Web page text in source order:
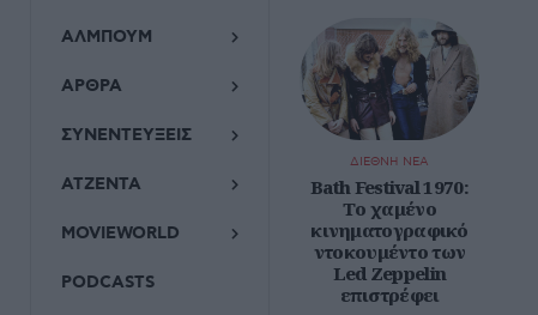
ΑΛΜΠΟΥΜ
ΑΡΘΡΑ
ΣΥΝΕΝΤΕΥΞΕΙΣ
ΑΤΖΕΝΤΑ
MOVIEWORLD
PODCASTS
ΔΙΕΘΝΗ ΝΕΑ
Bath Festival 1970:
Το χαμένο
κινηματογραφικό
ντοκουμέντο των
Led Zeppelin
επιστρέφει